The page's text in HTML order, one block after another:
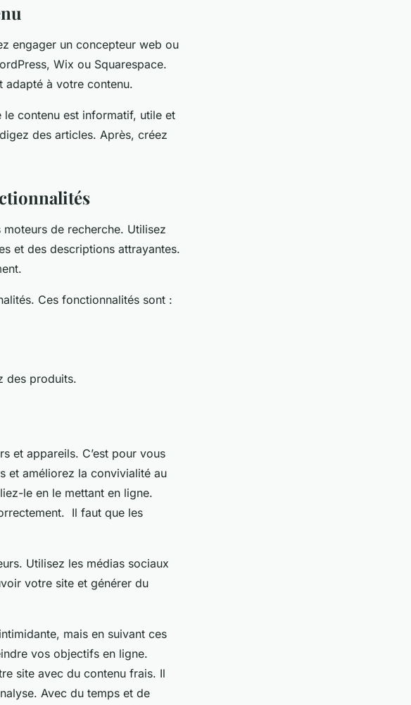
engager un concepteur web ou
Wix ou Squarespace.
adapté à votre contenu.
contenu est informatif, utile et
des articles. Après, créez
de recherche. Utilisez
et des descriptions attrayantes.
Ces fonctionnalités sont :
des produits.
et appareils. C’est pour vous
et améliorez la convivialité au
le en le mettant en ligne.
Il faut que les
Utilisez les médias sociaux
votre site et générer du
mais en suivant ces
vos objectifs en ligne.
site avec du contenu frais. Il
Avec du temps et de